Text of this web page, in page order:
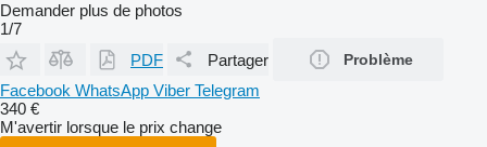
Demander plus de photos
1/7
PDF
Partager Problème
Facebook WhatsApp Viber Telegram
340 €
M'avertir lorsque le prix change